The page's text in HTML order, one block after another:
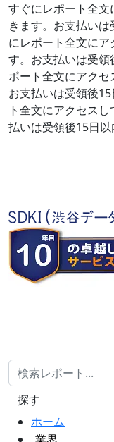
すぐにレポート全
きます。お支払いは
にレポート全文に
す。お支払いは受領
ポート全文にアクセ
お支払いは受領後15
ト全文にアクセス
払いは受領後15日以
ホーム
探す